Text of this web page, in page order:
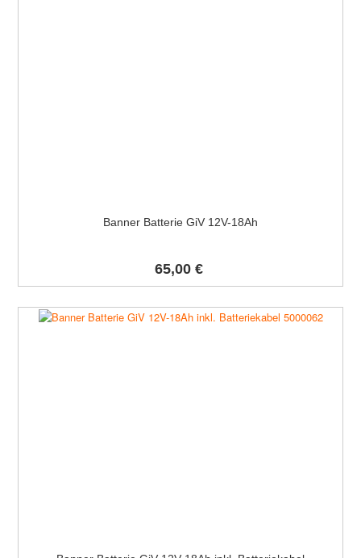
Banner Batterie GiV 12V-18Ah
65,00 €